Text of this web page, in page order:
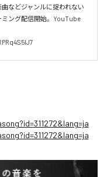
などジャンルに捉われない
ミング配信開始。YouTube